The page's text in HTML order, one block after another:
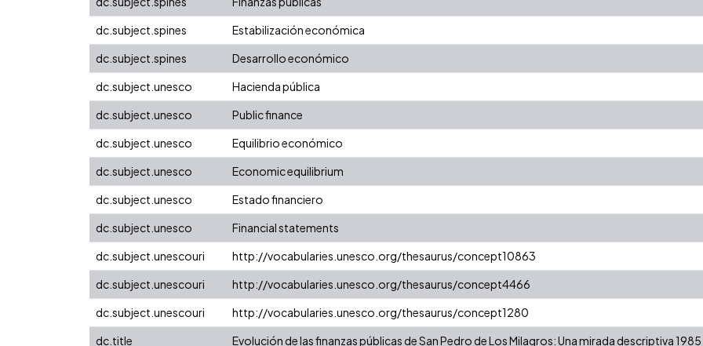
dc.subject.spines
Estabilización económica
dc.subject.spines
Desarrollo económico
dc.subject.unesco
Hacienda pública
dc.subject.unesco
Public finance
dc.subject.unesco
Equilibrio económico
dc.subject.unesco
Economic equilibrium
dc.subject.unesco
Estado financiero
dc.subject.unesco
Financial statements
dc.subject.unescouri
http://vocabularies.unesco.org/thesaurus/concept10863
dc.subject.unescouri
http://vocabularies.unesco.org/thesaurus/concept4466
dc.subject.unescouri
http://vocabularies.unesco.org/thesaurus/concept1280
dc.title
Evolución de las finanzas públicas de San Pedro de Los Milagros: Una mirada descriptiva